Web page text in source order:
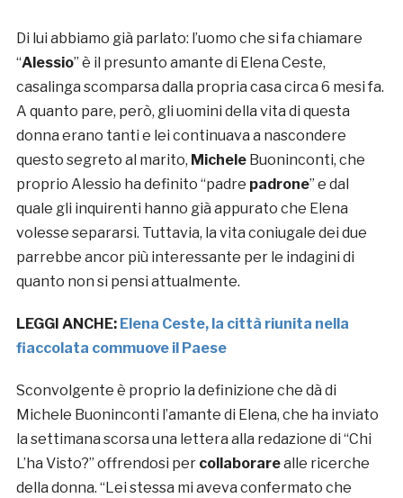
Di lui abbiamo già parlato: l’uomo che si fa chiamare
“Alessio” è il presunto amante di Elena Ceste,
casalinga scomparsa dalla propria casa circa 6 mesi fa.
A quanto pare, però, gli uomini della vita di questa
donna erano tanti e lei continuava a nascondere
questo segreto al marito, MicheleBuoninconti, che
proprio Alessio ha definito “padre padrone” e dal
quale gli inquirenti hanno già appurato che Elena
volesse separarsi. Tuttavia, la vita coniugale dei due
parrebbe ancor più interessante per le indagini di
quanto non si pensi attualmente.
LEGGI ANCHE: Elena Ceste, la città riunita nella
fiaccolata commuove il Paese
Sconvolgente è proprio la definizione che dà di
Michele Buoninconti l’amante di Elena, che ha inviato
la settimana scorsa una lettera alla redazione di “Chi
L’ha Visto?” offrendosi per collaborarealle ricerche
della donna. “Lei stessa mi aveva confermato che